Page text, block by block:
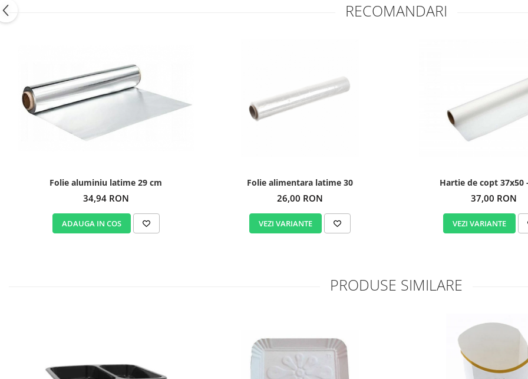
RECOMANDARI
Folie aluminiu latime 29 cm
34,94 RON
ADAUGA IN COS
Folie alimentara latime 30
26,00 RON
VEZI VARIANTE
Hartie de copt 37x50
37,00 RON
VEZI VARIANTE
PRODUSE SIMILARE